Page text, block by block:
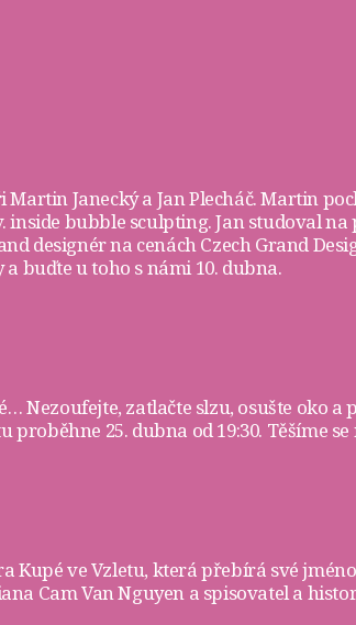
Martin Janeckýa Jan Plecháč. Martin
bubble sculpting. Jan studoval
designér na cenách Czech Grand
a buďte u toho s námi 10. dubna.
Nezoufejte, zatlačte slzu, osušte oko a
25. dubna od 19:30. Těšíme se
Kupé ve Vzletu, která přebírá své
Cam Van Nguyen a spisovatel a